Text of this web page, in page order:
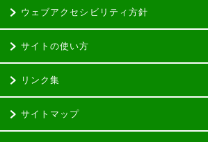
ウェブアクセシビリティ方針
サイトの使い方
リンク集
サイトマップ